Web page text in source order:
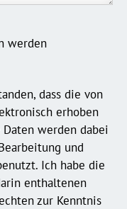
werden
dass die von
erhoben
werden dabei
und
Ich habe die
enthaltenen
zur Kenntnis